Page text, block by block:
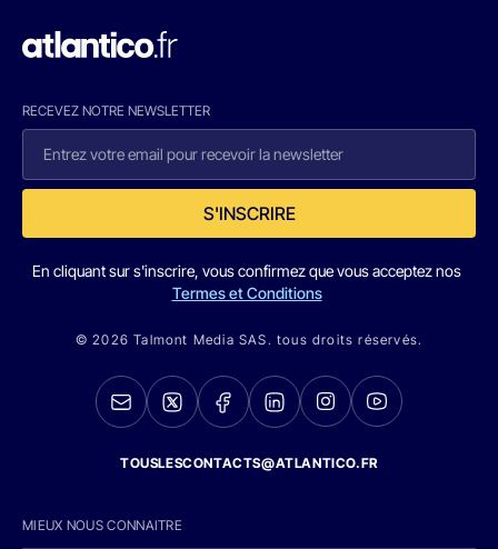
RECEVEZ NOTRE NEWSLETTER
S'INSCRIRE
En cliquant sur s'inscrire, vous confirmez que vous acceptez nos
Termes et Conditions
© 2026 Talmont Media SAS. tous droits réservés.
TOUSLESCONTACTS@ATLANTICO.FR
MIEUX NOUS CONNAITRE